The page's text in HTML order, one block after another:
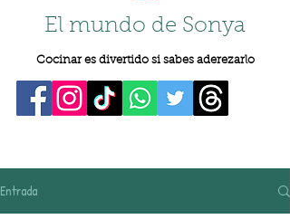
El mundo de Sonya
Cocinar es divertido si sabes aderezarlo
Entrada